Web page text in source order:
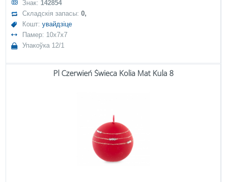
Знак: 142854
Складскія запасы:0,
Кошт:увайдзіце
Памер: 10x7x7
Упакоўка 12/1
Pl Czerwień Świeca Kolia Mat Kula 8